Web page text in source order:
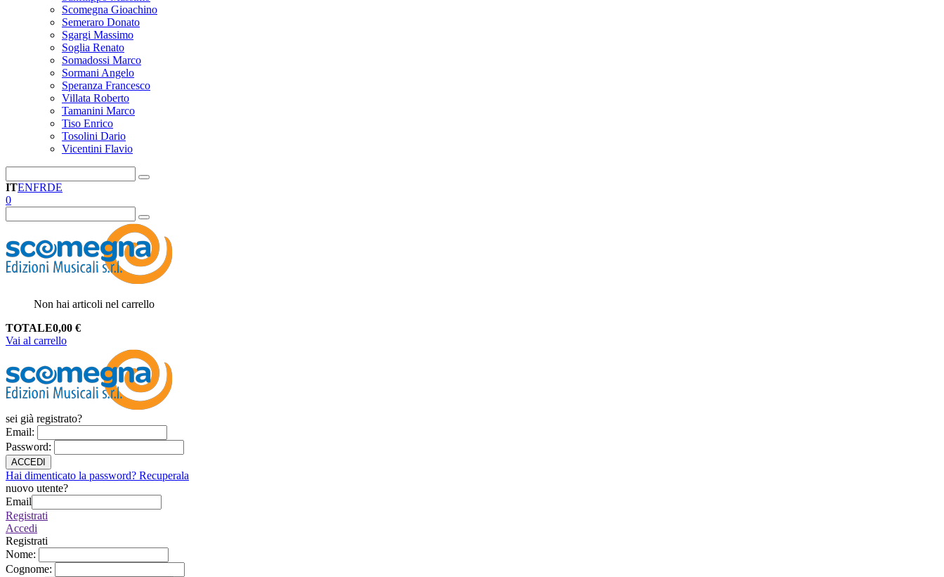
Scomegna Gioachino
Semeraro Donato
Sgargi Massimo
Soglia Renato
Somadossi Marco
Sormani Angelo
Speranza Francesco
Villata Roberto
Tamanini Marco
Tiso Enrico
Tosolini Dario
Vicentini Flavio
ITENFRDE
0
Non hai articoli nel carrello
TOTALE0,00 €
Vai al carrello
sei già registrato?
Email:
Password:
ACCEDI
Hai dimenticato la password? Recuperala
nuovo utente?
Email
Registrati
Accedi
Registrati
Nome:
Cognome: